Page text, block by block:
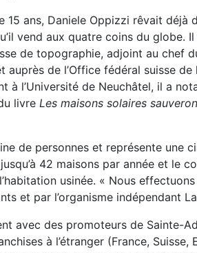
15 ans, Daniele Oppizzi rêvait
vend aux quatre coins du globe.
de topographie, adjoint au chef
de l’Office fédéral suisse de
à l’Université de Neuchâtel, il a
livre Les maisons solaires
de personnes et représente une
42 maisons par année et le
usinée. « Nous
et par l’organisme indépendant
avec des promoteurs de Sainte-
à l’étranger (France, Suisse,